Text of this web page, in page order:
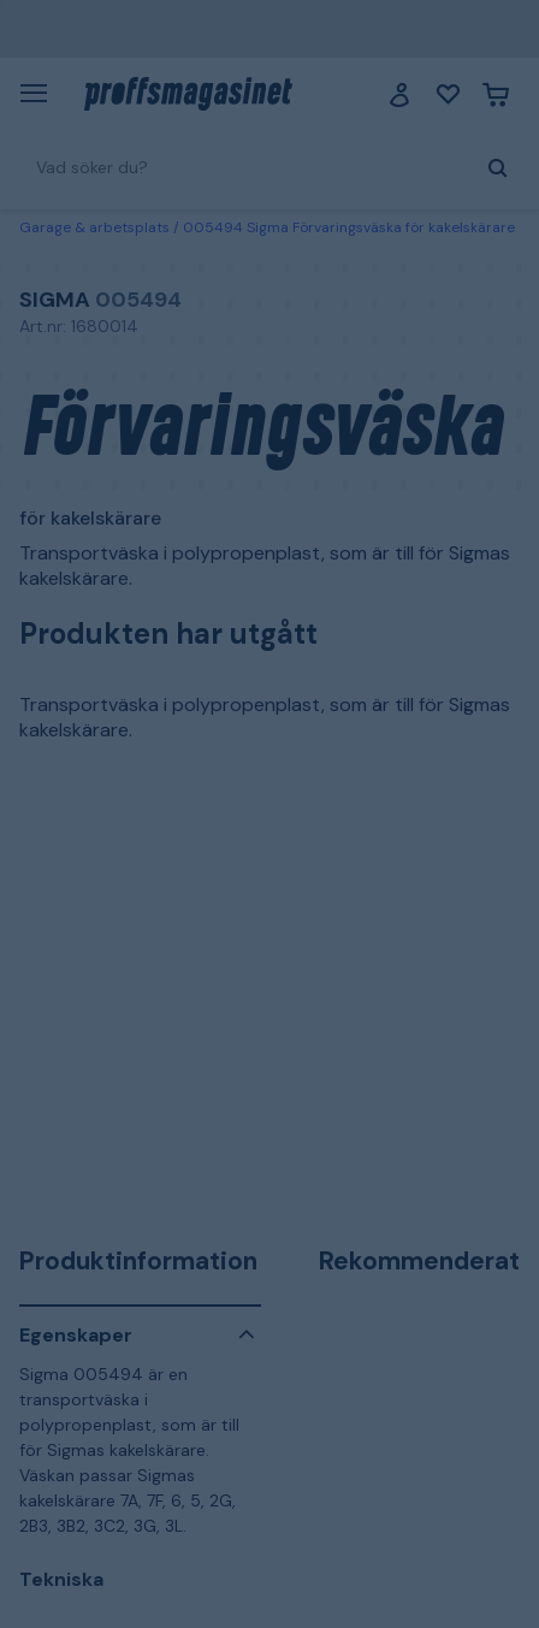
Garage & arbetsplats 005494 Sigma Förvaringsväska för kakelskärare
SIGMA 005494
Art.nr: 1680014
Förvaringsväska
för kakelskärare
Transportväska i polypropenplast, som är till för Sigmas
kakelskärare.
Produkten har utgått
Transportväska i polypropenplast, som är till för Sigmas
kakelskärare.
Produktinformation
Egenskaper
Sigma 005494 är en
transportväska i
polypropenplast, som är till
för Sigmas kakelskärare.
Väskan passar Sigmas
kakelskärare 7A, 7F, 6, 5, 2G,
2B3, 3B2, 3C2, 3G, 3L.
Tekniska
Rekommenderat